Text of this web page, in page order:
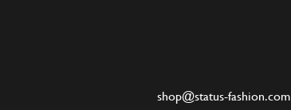
shop@status-fashion.com